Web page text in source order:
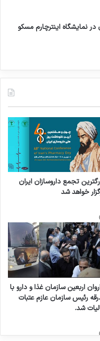
در نمایشگاه اینترچارم مسکو
تجمع داروسازان ایران
خواهد شد
اربعین سازمان غذا و دارو با
رئیس سازمان عازم عتبات
شد.